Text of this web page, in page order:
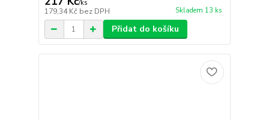
/ks
179,34 Kč bez DPH Skladem 13 ks
Přidat do košíku